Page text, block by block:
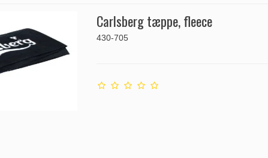
Carlsberg tæppe, fleece
430-705